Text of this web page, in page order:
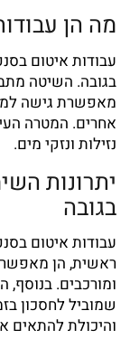
מה הן
עבודות איטום
בגובה. השיטה
מאפשרת גישה
אחרים. המטרה
נזילות ונזקי מים.
יתרונות
בגובה
עבודות איטום
ראשית, הן
ומורכבים.
שמוביל לחסכון
והיכולת להתאים